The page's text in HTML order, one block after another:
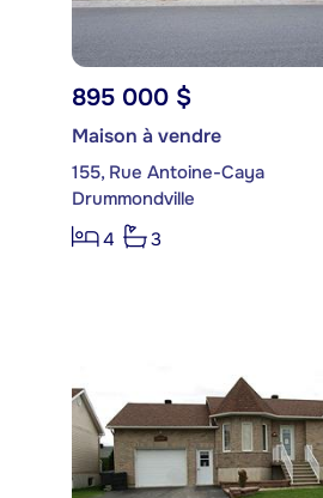
895 000 $
Maison à vendre
155, Rue Antoine-Caya
Drummondville
4
3